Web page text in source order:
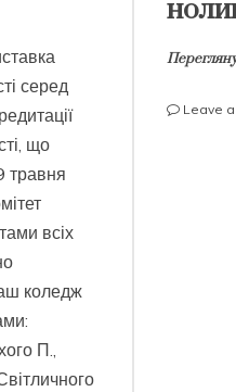
серед
що
травня
всіх
коледж
П.,
Leave